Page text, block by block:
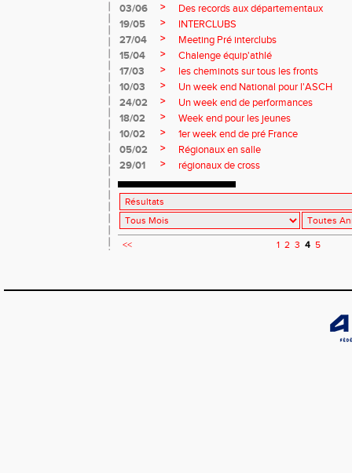
03/06
>
Des records aux départementaux
19/05
>
INTERCLUBS
27/04
>
Meeting Pré interclubs
15/04
>
Chalenge équip'athlé
17/03
>
les cheminots sur tous les fronts
10/03
>
Un week end National pour l'ASCH
24/02
>
Un week end de performances
18/02
>
Week end pour les jeunes
10/02
>
1er week end de pré France
05/02
>
Régionaux en salle
29/01
> régionaux de cross
<< 1 2 3 4 5